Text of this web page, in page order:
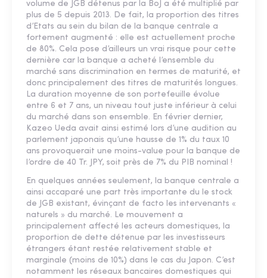
volume de JGB détenus par la BoJ a été multiplié par
plus de 5 depuis 2013. De fait, la proportion des titres
d’Etats au sein du bilan de la banque centrale a
fortement augmenté : elle est actuellement proche
de 80%. Cela pose d’ailleurs un vrai risque pour cette
dernière car la banque a acheté l’ensemble du
marché sans discrimination en termes de maturité, et
donc principalement des titres de maturités longues.
La duration moyenne de son portefeuille évolue
entre 6 et 7 ans, un niveau tout juste inférieur à celui
du marché dans son ensemble. En février dernier,
Kazeo Ueda avait ainsi estimé lors d’une audition au
parlement japonais qu’une hausse de 1% du taux 10
ans provoquerait une moins-value pour la banque de
l’ordre de 40 Tr. JPY, soit près de 7% du PIB nominal !
En quelques années seulement, la banque centrale a
ainsi accaparé une part très importante du le stock
de JGB existant, évinçant de facto les intervenants «
naturels » du marché. Le mouvement a
principalement affecté les acteurs domestiques, la
proportion de dette détenue par les investisseurs
étrangers étant restée relativement stable et
marginale (moins de 10%) dans le cas du Japon. C’est
notamment les réseaux bancaires domestiques qui